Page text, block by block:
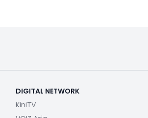
DIGITAL NETWORK
KiniTV